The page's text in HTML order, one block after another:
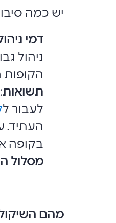
יש כמה
דמי
ניהול
הקופות
תשואות
לעבור ל
העתיד.
בקופה
מסלול
מהם